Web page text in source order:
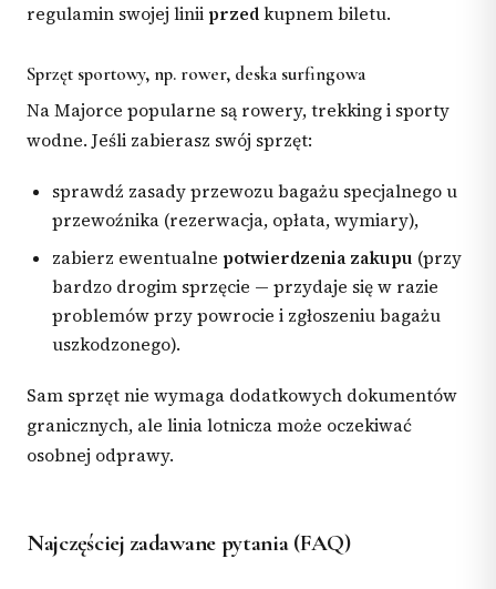
regulamin swojej linii przedkupnem biletu.
Sprzęt sportowy, np. rower, deska surfingowa
Na Majorce popularne są rowery, trekking i sporty
wodne. Jeśli zabierasz swój sprzęt:
sprawdź zasady przewozu bagażu specjalnego u
przewoźnika (rezerwacja, opłata, wymiary),
zabierz ewentualne potwierdzenia zakupu (przy
bardzo drogim sprzęcie — przydaje się w razie
problemów przy powrocie i zgłoszeniu bagażu
uszkodzonego).
Sam sprzęt nie wymaga dodatkowych dokumentów
granicznych, ale linia lotnicza może oczekiwać
osobnej odprawy.
Najczęściej zadawane pytania (FAQ)